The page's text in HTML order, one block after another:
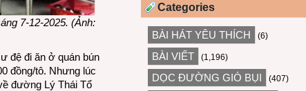
7-12-2025. (Ảnh:
đệ đi ăn ở quán bún
đồng/tô. Nhưng lúc
đường Lý Thái Tổ
Categories
BÀI HÁT YÊU THÍCH (6)
BÀI VIẾT (1,196)
DỌC ĐƯỜNG GIÓ BỤI (407)